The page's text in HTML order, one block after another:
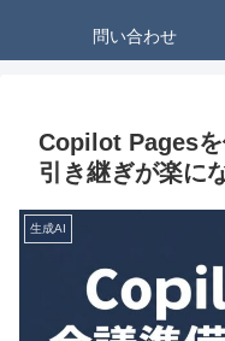
問い合わせ
Copilot Pagesを
引き継ぎが楽に
生成AI